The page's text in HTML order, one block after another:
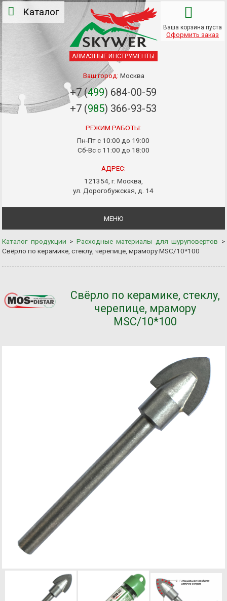
АЛМАЗНЫЕ ИНСТРУМЕНТЫ
Ваш город: Москва
+7 (499) 684-00-59
+7 (985) 366-93-53
РЕЖИМ РАБОТЫ:
Пн-Пт с 10:00 до 19:00
Сб-Вс с 11:00 до 18:00
АДРЕС:
121354, г. Москва,
ул. Дорогобужская, д. 14
Ваша корзина пуста
Оформить заказ
МЕНЮ
Каталог продукции > Расходные материалы для шуруповертов >
Свёрло по керамике, стеклу, черепице, мрамору MSС/10*100
Свёрло по керамике, стеклу,
черепице, мрамору
MSС/10*100
Каталог